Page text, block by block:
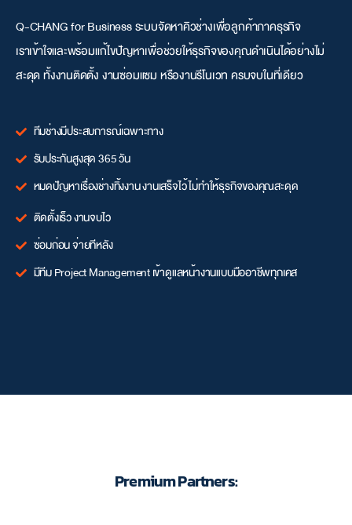
Q-CHANG for Business ระบบจัดหาคิวช่างเพื่อลูกค้าภาคธุรกิจ
เราเข้าใจและพร้อมแก้ไขปัญหาเพื่อช่วยให้ธุรกิจของคุณดำเนินได้อย่างไม่
สะดุด ทั้งงานติดตั้ง งานซ่อมแซม หรืองานรีโนเวท ครบจบในที่เดียว
ทีมช่างมีประสบการณ์เฉพาะทาง
รับประกันสูงสุด 365 วัน
หมดปัญหาเรื่องช่างทิ้งงาน งานเสร็จไว้ ไม่ทำให้ธุรกิจของคุณสะดุด
ติดตั้งเร็ว งานจบไว
ซ่อมก่อน จ่ายทีหลัง
มีทีม Project Management เข้าดูแลหน้างานแบบมืออาชีพทุกเคส
Premium Partners: